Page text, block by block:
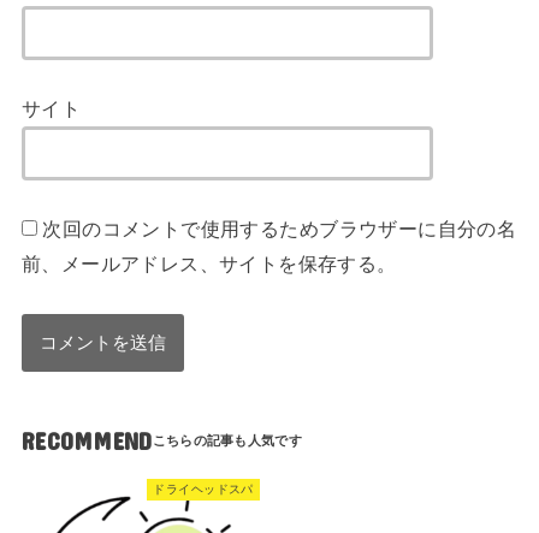
サイト
次回のコメントで使用するためブラウザーに自分の名
前、メールアドレス、サイトを保存する。
RECOMMEND
ドライヘッドスパ